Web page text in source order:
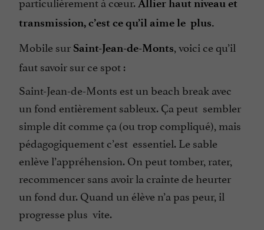
Allier haut niveau et
transmission, c’est ce qu’il aime le plus.
Mobile sur Saint-Jean-de-Monts , voici ce qu’il
faut savoir sur ce spot :
Saint-Jean-de-Monts est un beach break avec
un fond entièrement sableux. Ça peut sembler
simple dit comme ça (ou trop compliqué), mais
pédagogiquement c’est essentiel. Le sable
enlève l’appréhension. On peut tomber, rater,
recommencer sans avoir la crainte de heurter
un fond dur. Quand un élève n’a pas peur, il
progresse plus vite.